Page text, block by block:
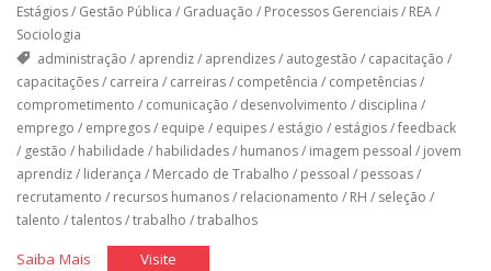
Estágios/ Gestão Pública / Graduação / Processos Gerenciais/ REA/
Sociologia
administração / aprendiz/ aprendizes/ autogestão / capacitação /
capacitações/ carreira / carreiras/ competência / competências/
comprometimento / comunicação / desenvolvimento / disciplina /
emprego / empregos/ equipe / equipes/ estágio / estágios/feedback
/ gestão / habilidade / habilidades/ humanos/ imagem pessoal / jovem
aprendiz/ liderança / Mercado de Trabalho / pessoal / pessoas/
recrutamento / recursos humanos/ relacionamento / RH / seleção /
talento /talentos/trabalho /trabalhos
Saiba Mais"Você
Visite"Você